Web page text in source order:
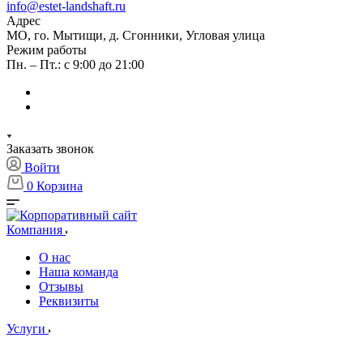
info@estet-landshaft.ru
Адрес
МО, го. Мытищи, д. Сгонники, Угловая улица
Режим работы
Пн. – Пт.: с 9:00 до 21:00
Заказать звонок
Войти
0 Корзина
Компания
О нас
Наша команда
Отзывы
Реквизиты
Услуги